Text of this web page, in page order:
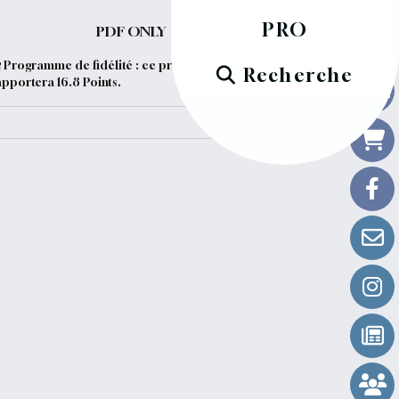
PRO
Recherche
PDF ONLY
Programme de fidélité : ce produit vous
16.8 Points.